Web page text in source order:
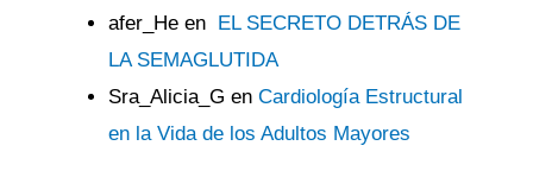
afer_He en
EL SECRETO DETRÁS DE
LA SEMAGLUTIDA
Sra_Alicia_G en Cardiología Estructural
en la Vida de los Adultos Mayores